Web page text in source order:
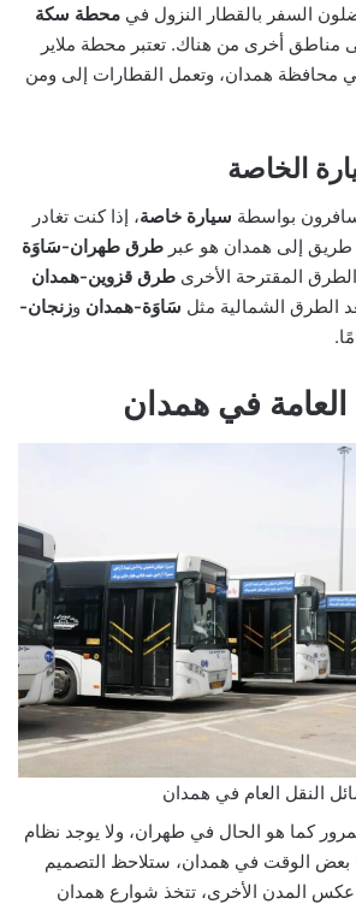
السفر بالقطار النزول في محطة سكة
مناطق أخرى من هناك. تعتبر محطة ملایر
محافظة همدان، وتعمل القطارات إلى ومن
الخاصة
بواسطة سيارة خاصة، إذا كنت تغادر
إلى همدان هو عبر طرق طهران-سَاوَة
المقترحة الأخرى طرق قزوين-همدان
الطرق الشمالية مثل سَاوَة-همدان وزنجان-
في همدان
النقل العام في همدان
كما هو الحال في طهران، ولا يوجد نظام
بعض الوقت في همدان، ستلاحظ التصميم
عكس المدن الأخرى، تتخذ شوارع همدان